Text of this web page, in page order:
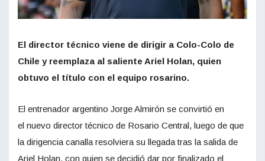
El director técnico viene de dirigir a Colo-Colo de
Chile y reemplaza al saliente Ariel Holan, quien
obtuvo el título con el equipo rosarino.
El entrenador argentino Jorge Almirón se convirtió en
el nuevo director técnico de Rosario Central, luego de que
la dirigencia canalla resolviera su llegada tras la salida de
Ariel Holan, con quien se decidió dar por finalizado el